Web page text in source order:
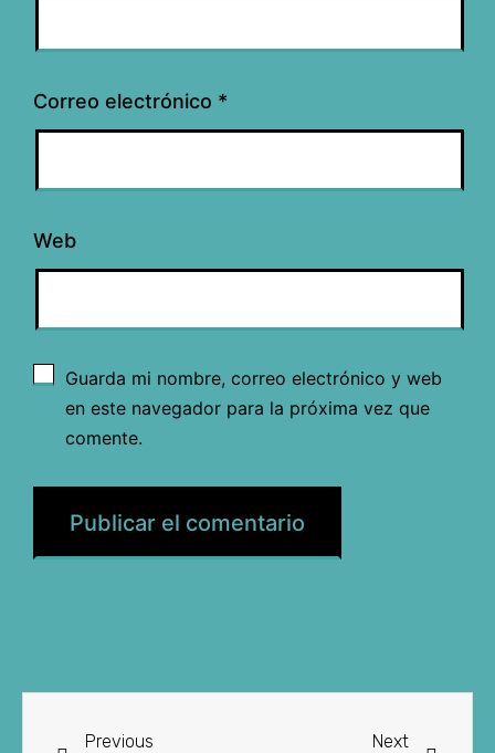
Correo electrónico *
Web
Guarda mi nombre, correo electrónico y web
en este navegador para la próxima vez que
comente.
Previous Next